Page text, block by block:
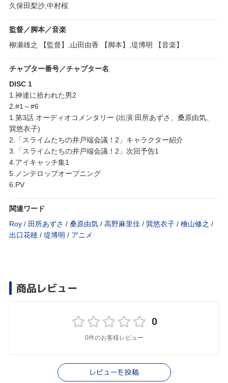
久保田梨沙,中村桜
監督／脚本／音楽
柳瀬雄之 【監督】,山田由香 【脚本】,堤博明 【音楽】
チャプター番号／チャプター名
DISC 1
1.神達に拾われた男2
2.#1～#6
1.第3話 オーディオコメンタリー (出演:田所あずさ、桑原由気、
巽悠衣子)
2.「スライムたちの井戸端会議！2」キャラクター紹介
3.「スライムたちの井戸端会議！2」次回予告1
4.アイキャッチ集1
5.ノンテロップオープニング
6.PV
関連ワード
Roy / 田所あずさ / 桑原由気 / 高野麻里佳 / 巽悠衣子 / 檜山修之 /
出口花穂 / 堤博明 / アニメ
商品レビュー
0
0件のお客様レビュー
レビューを投稿